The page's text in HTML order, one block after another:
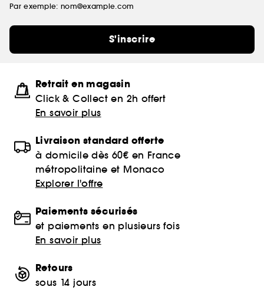
Par exemple: nom@example.com
S'inscrire
Retrait en magasin
Click & Collect en 2h offert
En savoir plus
Livraison standard offerte
à domicile dès 60€ en France
métropolitaine et Monaco
Explorer l'offre
Paiements sécurisés
et paiements en plusieurs fois
En savoir plus
Retours
sous 14 jours